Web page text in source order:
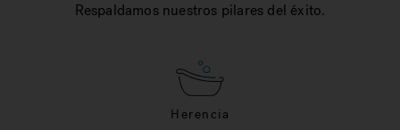
Respaldamos nuestros pilares del éxito.
Herencia